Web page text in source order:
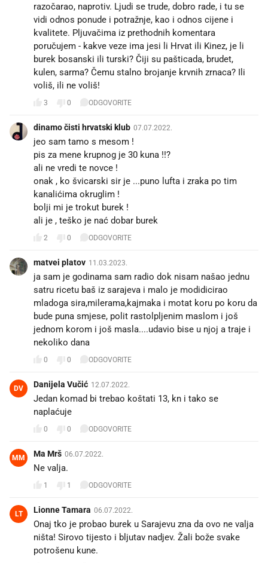
razočarao, naprotiv. Ljudi se trude, dobro rade, i tu se
vidi odnos ponude i potražnje, kao i odnos cijene i
kvalitete. Pljuvačima iz prethodnih komentara
poručujem - kakve veze ima jesi li Hrvat ili Kinez, je li
burek bosanski ili turski? Čiji su pašticada, brudet,
kulen, sarma? Čemu stalno brojanje krvnih zrnaca? Ili
voliš, ili ne voliš!
3 0 ODGOVORITE
dinamo čisti hrvatski klub 07.07.2022.
jeo sam tamo s mesom !
pis za mene krupnog je 30 kuna !!?
ali ne vredi te novce !
onak , ko švicarski sir je ...puno lufta i zraka po tim
kanalićima okruglim !
bolji mi je trokut burek !
ali je , teško je nać dobar burek
2 0 ODGOVORITE
matvei platov 11.03.2023.
ja sam je godinama sam radio dok nisam našao jednu
satru ricetu baš iz sarajeva i malo je modidicirao
mladoga sira,milerama,kajmaka i motat koru po koru da
bude puna smjese, polit rastolpljenim maslom i još
jednom korom i još masla....udavio bise u njoj a traje i
nekoliko dana
0 0 ODGOVORITE
DV Danijela Vučić 12.07.2022.
Jedan komad bi trebao koštati 13, kn i tako se
naplaćuje
0 0 ODGOVORITE
MM Ma Mrš 06.07.2022.
Ne valja.
1 1 ODGOVORITE
LT Lionne Tamara 06.07.2022.
Onaj tko je probao burek u Sarajevu zna da ovo ne valja
ništa! Sirovo tijesto i bljutav nadjev. Žali bože svake
potrošenu kune.